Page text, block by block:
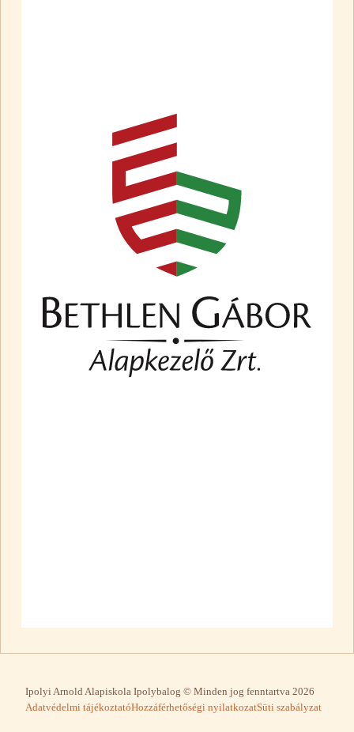
Ipolyi Arnold Alapiskola Ipolybalog © Minden jog fenntartva 2026
Adatvédelmi tájékoztatóHozzáférhetőségi nyilatkozatSüti szabályzat